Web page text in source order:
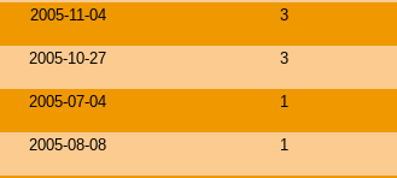
2005-11-04 3
2005-10-27 3
2005-07-04 1
2005-08-08 1